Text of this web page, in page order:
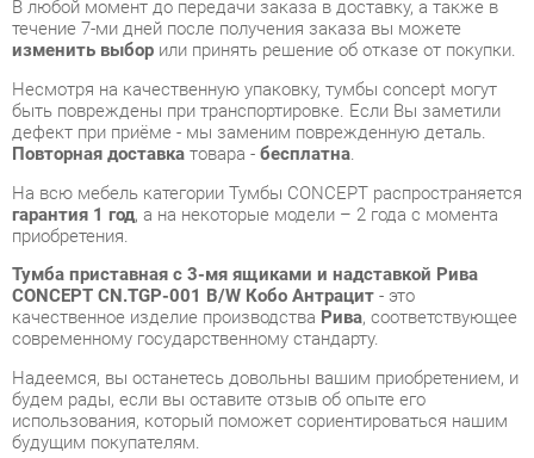
Повторная доставка товара -бесплатна .
На всю мебель категории Тумбы CONCEPT распространяется
приобретения.
Тумба приставная с 3-мя ящиками и надставкой Рива
CONCEPT CN.TGP-001 B/W Кобо Антрацит
- это
качественное изделие производства
современному государственному стандарту.
Надеемся, вы останетесь довольны вашим приобретением, и
будем рады, если вы оставите отзыв об опыте его
использования, который поможет сориентироваться нашим
будущим покупателям.
Кроме формы обратной связиполучить развёрнутую
консультацию, фото и видеообзор продукции вы можете по
e-mail, телефону в Екатеринбурге и через мессенджеры
Telegram и WhatsApp.
Тумбы CONCEPT также можно сравнить между собой в
нашем шоу-руме и купить Тумба приставная с 3-мя ящиками